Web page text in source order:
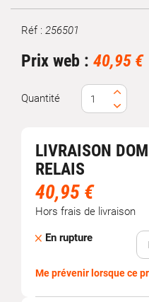
Marque
Réf : 256501
Prix web : 40,95 €
Quantité
LIVRAISON
RELAIS
40,95 €
Hors frais de livraison
En rupture
Me prévenir lorsque ce